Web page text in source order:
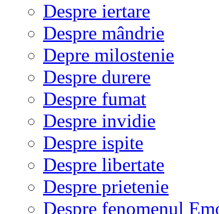
Despre iertare
Despre mândrie
Depre milostenie
Despre durere
Despre fumat
Despre invidie
Despre ispite
Despre libertate
Despre prietenie
Despre fenomenul